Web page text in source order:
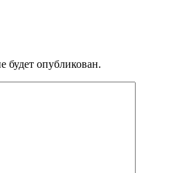
будет опубликован.